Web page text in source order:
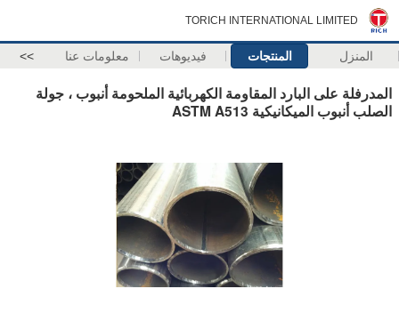
TORICH INTERNATIONAL LIMITED
المنزل المنتجات فيديوهات معلومات عنا >>
المدرفلة على البارد المقاومة الكهربائية الملحومة أنبوب ، جولة
الصلب أنبوب الميكانيكية ASTM A513